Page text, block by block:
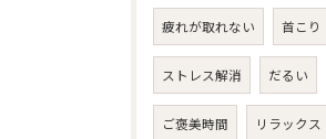
疲れが取れない 首こり
ストレス解消 だるい
ご褒美時間 リラックス